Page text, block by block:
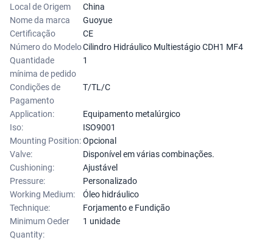
Local de Origem
China
Nome da marca
Guoyue
Certificação
CE
Número do ModeloCilindro Hidráulico Multiestágio CDH1 MF4
Quantidade
mínima de pedido
1
Condições de
Pagamento
T/TL/C
Application:
Equipamento metalúrgico
Iso:
ISO9001
Mounting Position:Opcional
Valve:
Disponível em várias combinações.
Cushioning:
Ajustável
Pressure:
Personalizado
Working Medium:
Óleo hidráulico
Technique:
Forjamento e Fundição
Minimum Oeder
Quantity:
1 unidade